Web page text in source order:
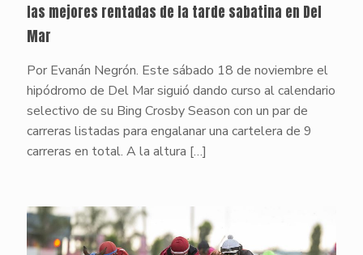
las mejores rentadas de la tarde sabatina en Del
Mar
Por Evanán Negrón. Este sábado 18 de noviembre el
hipódromo de Del Mar siguió dando curso al calendario
selectivo de su Bing Crosby Season con un par de
carreras listadas para engalanar una cartelera de 9
carreras en total. A la altura […]